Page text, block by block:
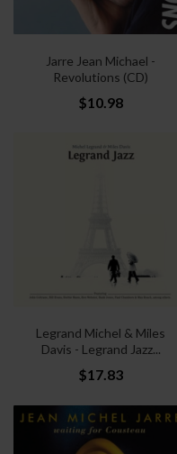
Jarre Jean Michael -
Revolutions (CD)
$10.98
Legrand Michel & Miles
Davis - Legrand Jazz...
$17.83